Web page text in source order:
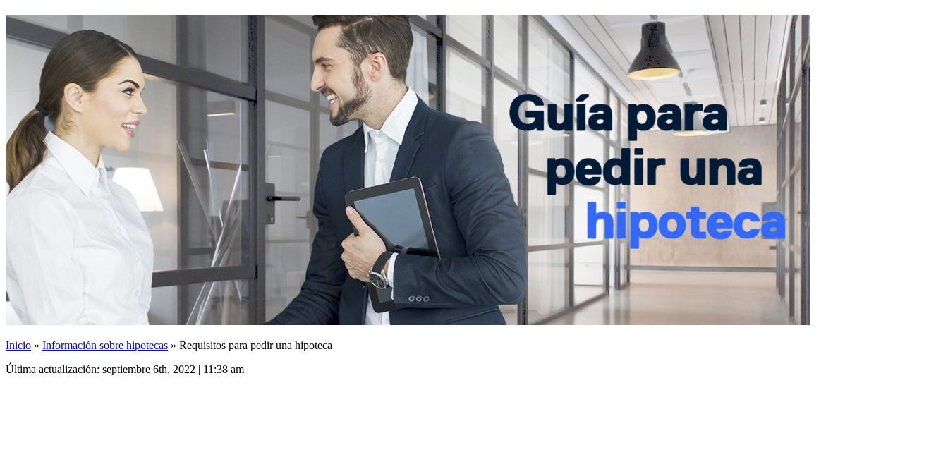
Inicio » Información sobre hipotecas » Requisitos para pedir una hipoteca
Última actualización: septiembre 6th, 2022 | 11:38 am